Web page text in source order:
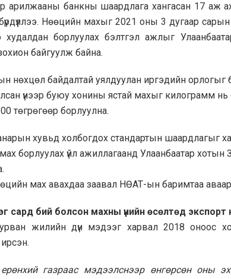
арилжааны банкны шаардлага хангасан 17 аж
Нөөцийн махыг 2021 оны 3 дугаар
худалдан борлуулах бэлтгэл ажлыг
байгуулж байна.
нөхцөл байдалтай уялдуулан иргэдийн орлогыг
үнээр буюу хонины ястай махыг килограмм нь
төгрөгөөр борлуулна.
хувьд холбогдох стандартын шаардлагыг
борлуулах үйл ажиллагаанд Улаанбаатар
мах авахдаа заавал НӨАТ-ын баримтаа
сард бий болсон махны үнийн өсөлтөд экспорт
гурван жилийн дүн мэдээг харвал 2018 оноос
газраас мэдээлснээр өнгөрсөн оны